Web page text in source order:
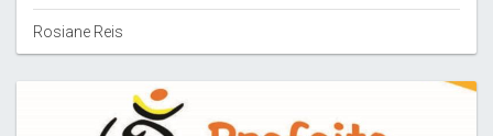
Rosiane Reis